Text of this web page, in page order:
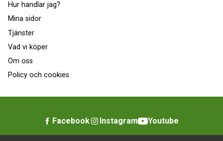
Hur handlar jag?
Mina sidor
Tjänster
Vad vi köper
Om oss
Policy och cookies
Facebook Instagram Youtube